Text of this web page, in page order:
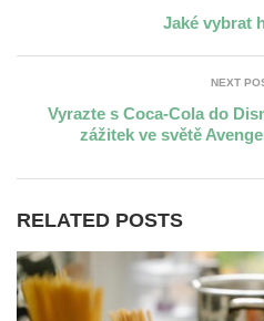
Jaké vybrat
NEXT
Vyrazte s Coca-Cola do
zážitek ve světě
RELATED POSTS